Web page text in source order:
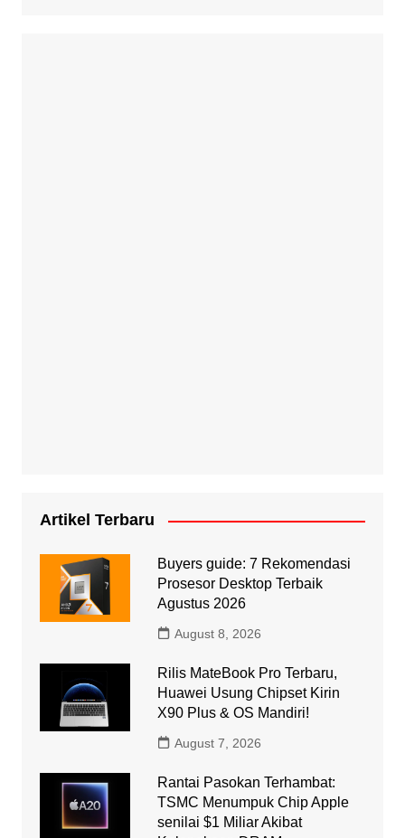
Artikel Terbaru
Buyers guide: 7 Rekomendasi
Prosesor Desktop Terbaik
Agustus 2026
August 8, 2026
Rilis MateBook Pro Terbaru,
Huawei Usung Chipset Kirin
X90 Plus & OS Mandiri!
August 7, 2026
Rantai Pasokan Terhambat:
TSMC Menumpuk Chip Apple
senilai $1 Miliar Akibat